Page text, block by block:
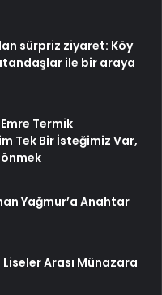
sürpriz ziyaret: Köy
ile bir araya
Termik
Tek Bir İsteğimiz Var,
Yağmur’a Anahtar
Arası Münazara